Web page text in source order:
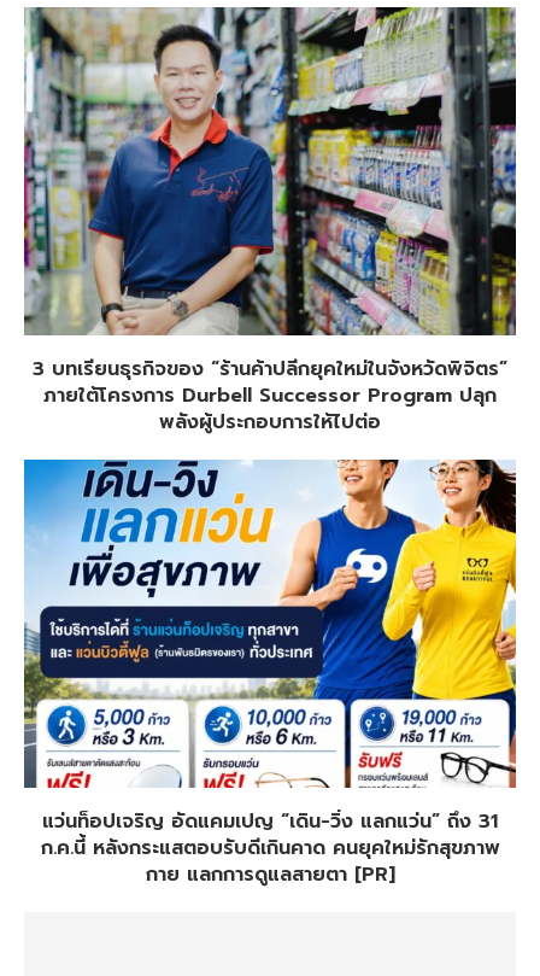
3 บทเรียนธุรกิจของ “ร้านค้าปลีกยุคใหม่ในจังหวัดพิจิตร”
ภายใต้โครงการ Durbell Successor Program ปลุก
พลังผู้ประกอบการให้ไปต่อ
แว่นท็อปเจริญ อัดแคมเปญ “เดิน-วิ่ง แลกแว่น” ถึง 31
ก.ค.นี้ หลังกระแสตอบรับดีเกินคาด คนยุคใหม่รักสุขภาพ
กาย แลกการดูแลสายตา [PR]